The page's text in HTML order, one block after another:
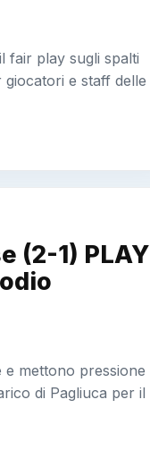
fair play sugli spalti
e staff delle
(2-1) PLAY
e mettono pressione
di Pagliuca per il